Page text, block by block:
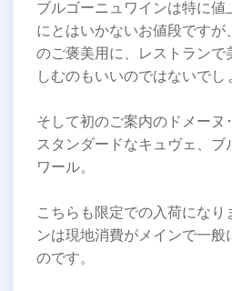
ブルゴーニュワインは特に
にとはいかないお値段です
のご褒美用に、レストラン
しむのもいいのではないでし
そして初のご案内のドメーヌ
スタンダードなキュヴェ、
ワール。
こちらも限定での入荷になり
ンは現地消費がメインで一
のです。